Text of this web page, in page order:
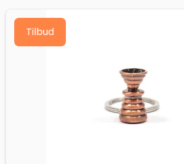
Tilbud